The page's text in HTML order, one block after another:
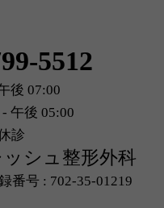
5512
後 07:00
午後 05:00
診
シュ整形外科
番号 : 702-35-01219